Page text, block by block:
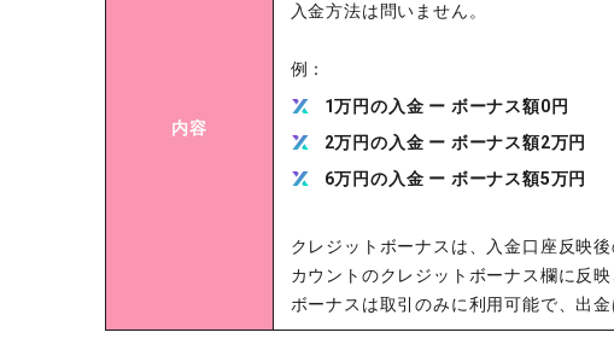
内容
入金方法は問いません。
例：
1万円の入金 ー ボーナス額0円
2万円の入金 ー ボーナス額2万円
6万円の入金 ー ボーナス額5万円
クレジットボーナスは、入金口座反映
カウントのクレジットボーナス欄に反映
ボーナスは取引のみに利用可能で、出金